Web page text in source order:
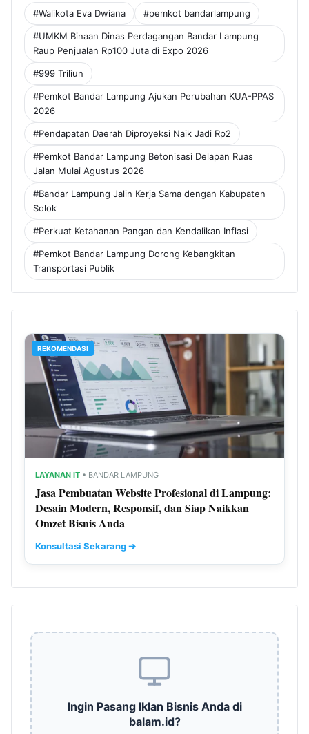
#Walikota Eva Dwiana #pemkot bandarlampung
#UMKM Binaan Dinas Perdagangan Bandar Lampung
Raup Penjualan Rp100 Juta di Expo 2026
#999 Triliun
#Pemkot Bandar Lampung Ajukan Perubahan KUA-PPAS
2026
#Pendapatan Daerah Diproyeksi Naik Jadi Rp2
#Pemkot Bandar Lampung Betonisasi Delapan Ruas
Jalan Mulai Agustus 2026
#Bandar Lampung Jalin Kerja Sama dengan Kabupaten
Solok
#Perkuat Ketahanan Pangan dan Kendalikan Inflasi
#Pemkot Bandar Lampung Dorong Kebangkitan
Transportasi Publik
REKOMENDASI
LAYANAN IT • BANDAR LAMPUNG
Jasa Pembuatan Website Profesional di Lampung:
Desain Modern, Responsif, dan Siap Naikkan
Omzet Bisnis Anda
Konsultasi Sekarang ➔
Ingin Pasang Iklan Bisnis Anda di
balam.id?